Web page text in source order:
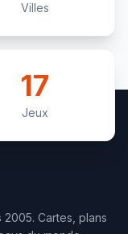
Villes
17
Jeux
Cartes, plans